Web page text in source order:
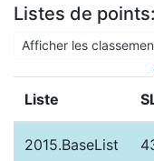
Listes de points:
Afficher les
Liste
2015.BaseList